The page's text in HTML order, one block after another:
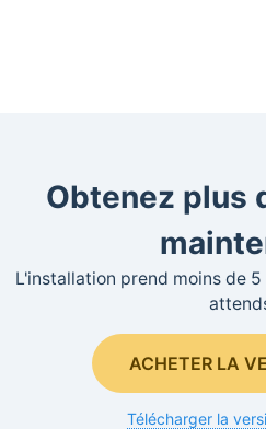
Obtenez plus
L'installation prend moins de
ACHETER LA
Télécharger la